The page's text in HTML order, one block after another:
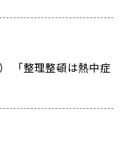
「整理整頓は熱中症